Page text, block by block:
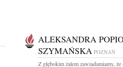
ALEKSANDRA
SZYMAŃSKA POZNAŃ
Z głębokim żalem zawiadamiamy,